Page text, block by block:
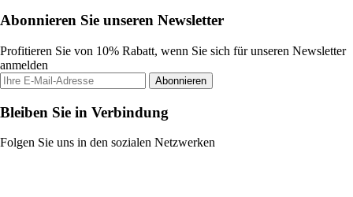
Abonnieren Sie unseren Newsletter
Profitieren Sie von 10% Rabatt, wenn Sie sich für unseren Newsletter
anmelden
Abonnieren
Bleiben Sie in Verbindung
Folgen Sie uns in den sozialen Netzwerken